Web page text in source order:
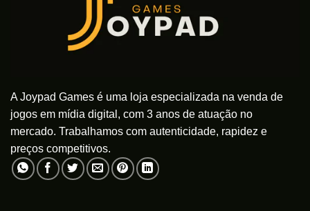
A Joypad Games é uma loja especializada na venda de
jogos em mídia digital, com 3 anos de atuação no
mercado. Trabalhamos com autenticidade, rapidez e
preços competitivos.